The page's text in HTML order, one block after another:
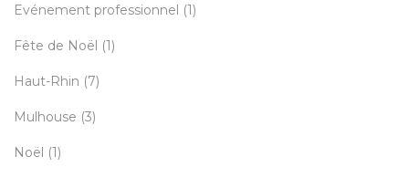
Evénement professionnel (1)
Fête de Noël (1)
Haut-Rhin (7)
Mulhouse (3)
Noël (1)